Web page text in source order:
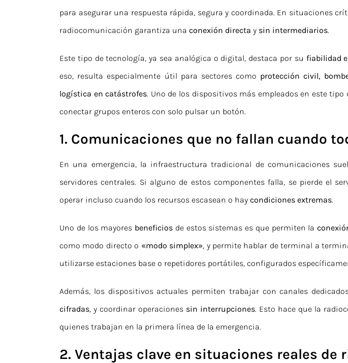
para asegurar una respuesta rápida, segura y coordinada. En situaciones
radiocomunicación garantiza una conexión directa y sin intermediarios.
Este tipo de tecnología, ya sea analógica o digital, destaca por su fiabilidad
eso, resulta especialmente útil para sectores como protección civil,
logística en catástrofes. Uno de los dispositivos más empleados en este
conectar grupos enteros con solo pulsar un botón.
1. Comunicaciones que no fallan cuando
En una emergencia, la infraestructura tradicional de comunicaciones
servidores centrales. Si alguno de estos componentes falla, se pierde el
operar incluso cuando los recursos escasean o hay condiciones extremas.
Uno de los mayores beneficios de estos sistemas es que permiten la
como modo directo o «modo simplex», y permite hablar de terminal a
utilizarse estaciones base o repetidores portátiles, configurados
Además, los dispositivos actuales permiten trabajar con canales
cifradas, y coordinar operaciones sin interrupciones. Esto hace que la
quienes trabajan en la primera línea de la emergencia.
2. Ventajas clave en situaciones reales de